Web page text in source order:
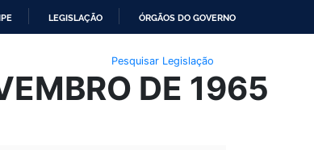
LEGISLAÇÃO ÓRGÃOS DO GOVERNO
Pesquisar Legislação
DE 1965